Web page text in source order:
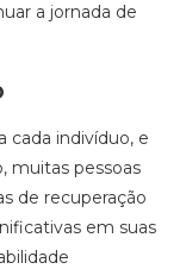
a jornada de
cada indivíduo, e
muitas pessoas
de recuperação
em suas